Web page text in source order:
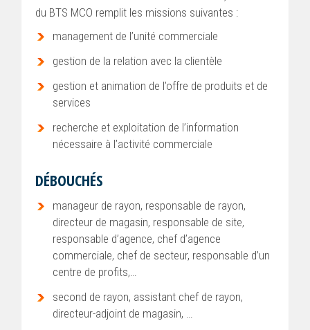
du BTS MCO remplit les missions suivantes :
management de l’unité commerciale
gestion de la relation avec la clientèle
gestion et animation de l’offre de produits et de
services
recherche et exploitation de l’information
nécessaire à l’activité commerciale
DÉBOUCHÉS
manageur de rayon, responsable de rayon,
directeur de magasin, responsable de site,
responsable d’agence, chef d’agence
commerciale, chef de secteur, responsable d’un
centre de profits,…
second de rayon, assistant chef de rayon,
directeur-adjoint de magasin, …